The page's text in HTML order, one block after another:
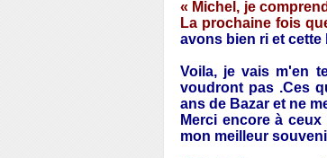
« Michel, je
La prochaine fois
avons bien ri et
Voila, je vais m'en
voudront pas .Ces
ans de Bazar et ne
Merci encore à
mon meilleur